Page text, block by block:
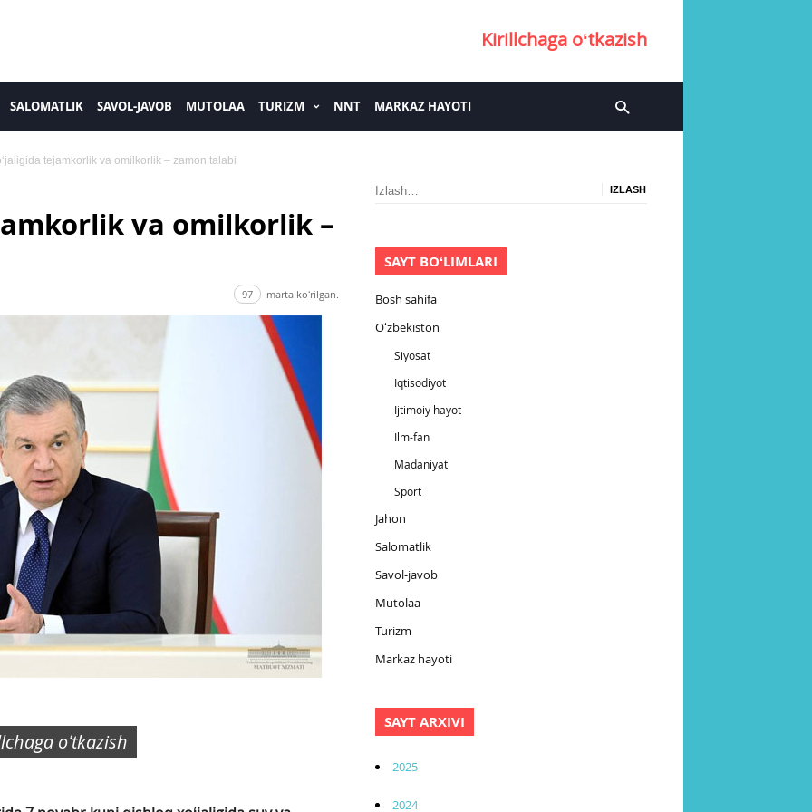
Kirillchaga oʻtkazish
SALOMATLIK SAVOL-JAVOB MUTOLAA TURIZM NNT MARKAZ HAYOTI
tejamkorlik va omilkorlik – zamon talabi
va omilkorlik –
97 marta koʻrilgan.
oʻtkazish
Izlash:
SAYT BOʻLIMLARI
Bosh sahifa
Oʻzbekiston
Siyosat
Iqtisodiyot
Ijtimoiy hayot
Ilm-fan
Madaniyat
Sport
Jahon
Salomatlik
Savol-javob
Mutolaa
Turizm
Markaz hayoti
SAYT ARXIVI
2025
2024